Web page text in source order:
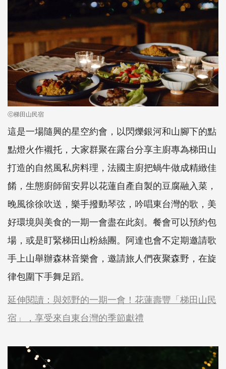
ⓒ梯田山民宿
這是一場隨興的星空約會，以閃爍銀河和山腳下的點
點燈火作襯托，大家群聚在露台分享主廚專為梯田山
打造的自然風私房料理，法國主廚把蝸牛做成精緻佳
餚，生態廚師留安昇以花蓮自產自製的豆腐融入菜，
晚風徐徐吹送，樂手撥動琴弦，吟唱東台灣的歌，美
好環境與美食的一期一會盡在此刻。餐會可以預約包
場，或是盯緊梯田山粉絲團。阿達也會不定期邀請歌
手上山舉辦森林音樂會，邀請旅人們夜聚森野，在旋
律包圍下手舞足蹈。
延伸閱讀：與郊野的一期一會！花蓮壽豐「梯田山民
宿」，享受來自東台灣的季節獻禮